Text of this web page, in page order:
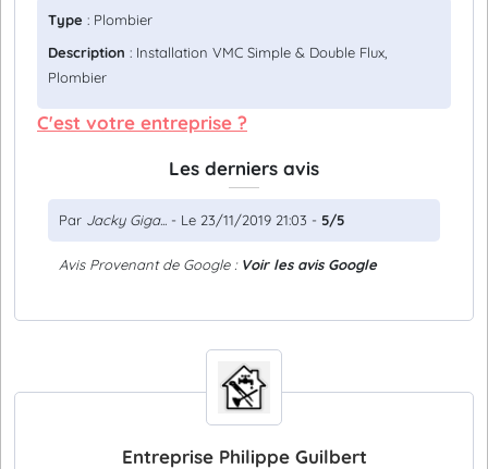
Type : Plombier
Description : Installation VMC Simple & Double Flux,
Plombier
C'est votre entreprise ?
Les derniers avis
Par Jacky Giga... - Le 23/11/2019 21:03 - 5/5
Avis Provenant de Google : Voir les avis Google
Entreprise Philippe Guilbert